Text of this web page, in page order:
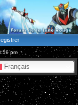
pm
Français